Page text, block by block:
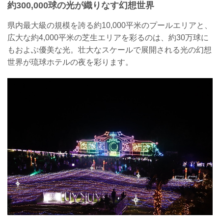
約300,000球の光が織りなす幻想世界
県内最大級の規模を誇る約10,000平米のプールエリアと、
広大な約4,000平米の芝生エリアを彩るのは、約30万球に
もおよぶ優美な光。壮大なスケールで展開される光の幻想
世界が琉球ホテルの夜を彩ります。